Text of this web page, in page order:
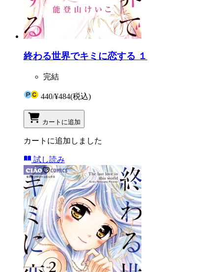
終わる世界でキミに恋する １
完結
440/¥484(税込)
カートに追加
カートに追加しました
試し読み